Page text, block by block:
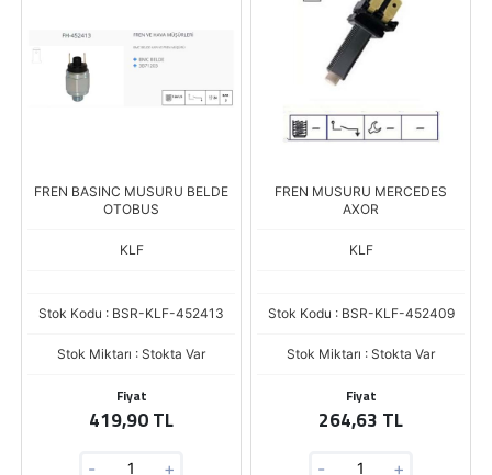
FREN BASINC MUSURU BELDE
OTOBUS
KLF
Stok Kodu : BSR-KLF-452413
Stok Miktarı : Stokta Var
Fiyat
419,90 TL
- +
FREN MUSURU MERCEDES
AXOR
KLF
Stok Kodu : BSR-KLF-452409
Stok Miktarı : Stokta Var
Fiyat
264,63 TL
- +